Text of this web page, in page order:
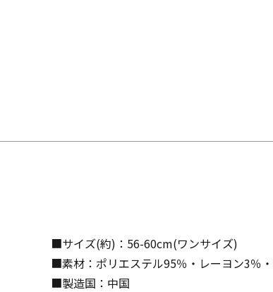
■サイズ(約)：56-60cm(ワンサイズ)
■素材：ポリエステル95％・レーヨン3％
■製造国：中国